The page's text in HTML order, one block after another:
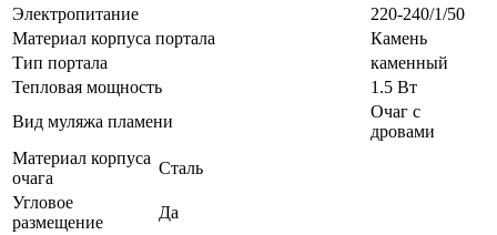
Электропитание
220-240/1/50
Материал корпуса портала
Камень
Тип портала
каменный
Тепловая мощность
1.5 Вт
Вид муляжа пламени
Очаг с
дровами
Материал корпуса
очага
Сталь
Угловое
размещение
Да